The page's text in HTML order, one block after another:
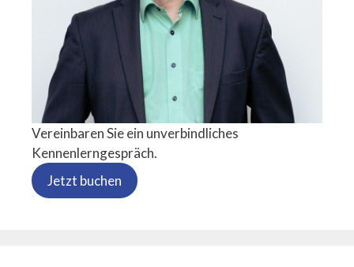
Vereinbaren Sie ein unverbindliches
Kennenlerngespräch.
Jetzt buchen